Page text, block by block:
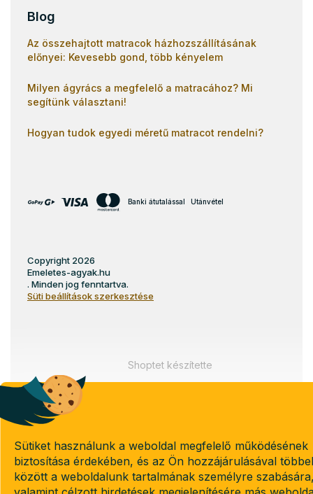
Sütiket használunk a weboldal megfelelő működésének
biztosítása érdekében, és az Ön hozzájárulásával
között a weboldalunk tartalmának személyre
Blog
Az összehajtott matracok házhozszállításának
előnyei: Kevesebb gond, több kényelem
Milyen ágyrács a megfelelő a matracához? Mi
segítünk választani!
Hogyan tudok egyedi méretű matracot rendelni?
Banki átutalással Utánvétel
Shoptet készítette
Copyright 2026
Emeletes-agyak.hu
. Minden jog fenntartva.
Süti beállítások szerkesztése